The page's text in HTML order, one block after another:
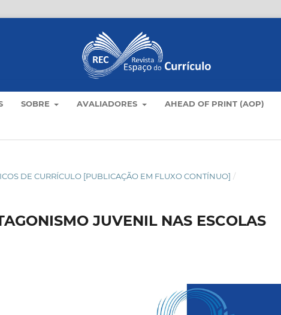
SOBRE AVALIADORES AHEAD OF PRINT (AOP)
DE CURRÍCULO [PUBLICAÇÃO EM FLUXO CONTÍNUO] /
JUVENIL NAS ESCOLAS